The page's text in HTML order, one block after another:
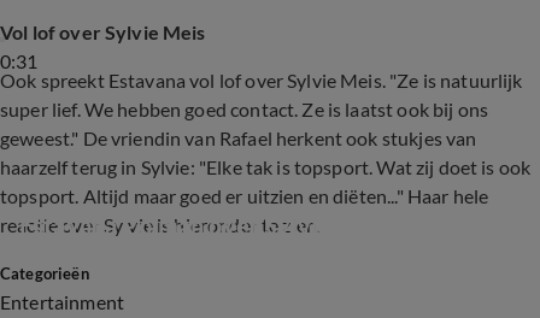
0:31
Vol lof over Sylvie Meis
Ook spreekt Estavana vol lof over Sylvie Meis. "Ze is natuurlijk
super lief. We hebben goed contact. Ze is laatst ook bij ons
geweest." De vriendin van Rafael herkent ook stukjes van
haarzelf terug in Sylvie: "Elke tak is topsport. Wat zij doet is ook
topsport. Altijd maar goed er uitzien en diëten..." Haar hele
reactie over Sylvie is hieronder te zien.
0:29
Estavana Polman over Sylvie Meis
Categorieën
Entertainment